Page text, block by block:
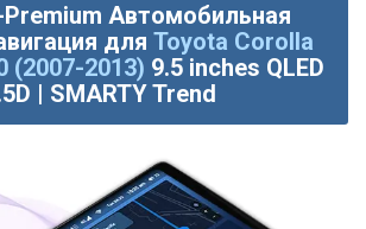
Premium Автомобильная
для Toyota Corolla
(2007-2013) 9.5 inches QLED
| SMARTY Trend